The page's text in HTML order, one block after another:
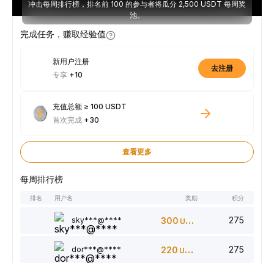
冲击每周排行榜，排名前 100 的参与者将瓜分 2,500 USDT 每周奖
池。
完成任务，赚取经验值
新用户注册
专享 +10
去注册
充值总额 ≥ 100 USDT
首次完成 +30
查看更多
每周排行榜
排名 用户名 奖励 积分
sky***@**** 300 USDT 275
dor***@**** 220 USDT 275